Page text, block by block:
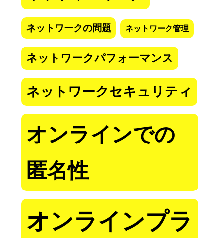
ネットワークの問題 ネットワーク管理
ネットワークパフォーマンス
ネットワークセキュリティ
オンラインでの
匿名性
オンラインプラ